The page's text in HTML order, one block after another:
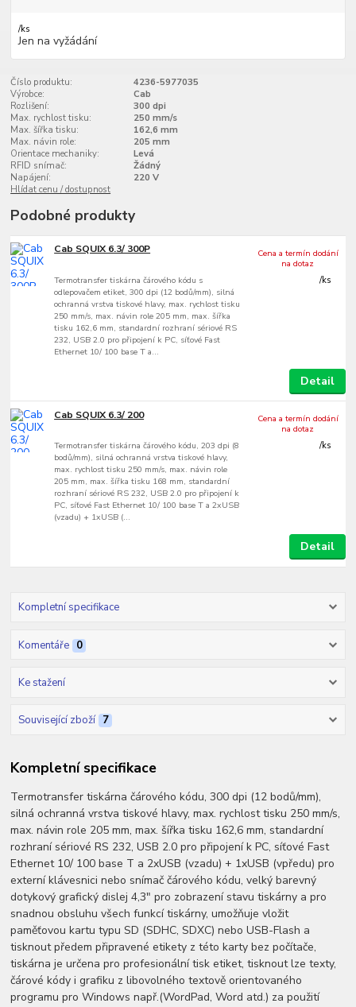
/ks
Jen na vyžádání
Číslo produktu:
4236-5977035
Výrobce:
Cab
Rozlišení:
300 dpi
Max. rychlost tisku:
250 mm/s
Max. šířka tisku:
162,6 mm
Max. návin role:
205 mm
Orientace mechaniky:
Levá
RFID snímač:
Žádný
Napájení:
220 V
Hlídat cenu / dostupnost
Podobné produkty
Cab SQUIX 6.3/ 300P
Termotransfer tiskárna čárového kódu s
odlepovačem etiket, 300 dpi (12 bodů/mm), silná
ochranná vrstva tiskové hlavy, max. rychlost tisku
250 mm/s, max. návin role 205 mm, max. šířka
tisku 162,6 mm, standardní rozhraní sériové RS
232, USB 2.0 pro připojení k PC, síťové Fast
Ethernet 10/ 100 base T a...
/ks
Cena a termín dodání
na dotaz
Detail
Cab SQUIX 6.3/ 200
Termotransfer tiskárna čárového kódu, 203 dpi (8
bodů/mm), silná ochranná vrstva tiskové hlavy,
max. rychlost tisku 250 mm/s, max. návin role
205 mm, max. šířka tisku 168 mm, standardní
rozhraní sériové RS 232, USB 2.0 pro připojení k
PC, síťové Fast Ethernet 10/ 100 base T a 2xUSB
(vzadu) + 1xUSB (...
/ks
Cena a termín dodání
na dotaz
Detail
Kompletní specifikace
Komentáře 0
Ke stažení
Související zboží 7
Kompletní specifikace
Termotransfer tiskárna čárového kódu, 300 dpi (12 bodů/mm),
silná ochranná vrstva tiskové hlavy, max. rychlost tisku 250 mm/s,
max. návin role 205 mm, max. šířka tisku 162,6 mm, standardní
rozhraní sériové RS 232, USB 2.0 pro připojení k PC, síťové Fast
Ethernet 10/ 100 base T a 2xUSB (vzadu) + 1xUSB (vpředu) pro
externí klávesnici nebo snímač čárového kódu, velký barevný
dotykový grafický dislej 4,3" pro zobrazení stavu tiskárny a pro
snadnou obsluhu všech funkcí tiskárny, umožňuje vložit
paměťovou kartu typu SD (SDHC, SDXC) nebo USB-Flash a
tisknout předem připravené etikety z této karty bez počítače,
tiskárna je určena pro profesionální tisk etiket, tisknout lze texty,
čárové kódy i grafiku z libovolného textově orientovaného
programu pro Windows např.(WordPad, Word atd.) za použití